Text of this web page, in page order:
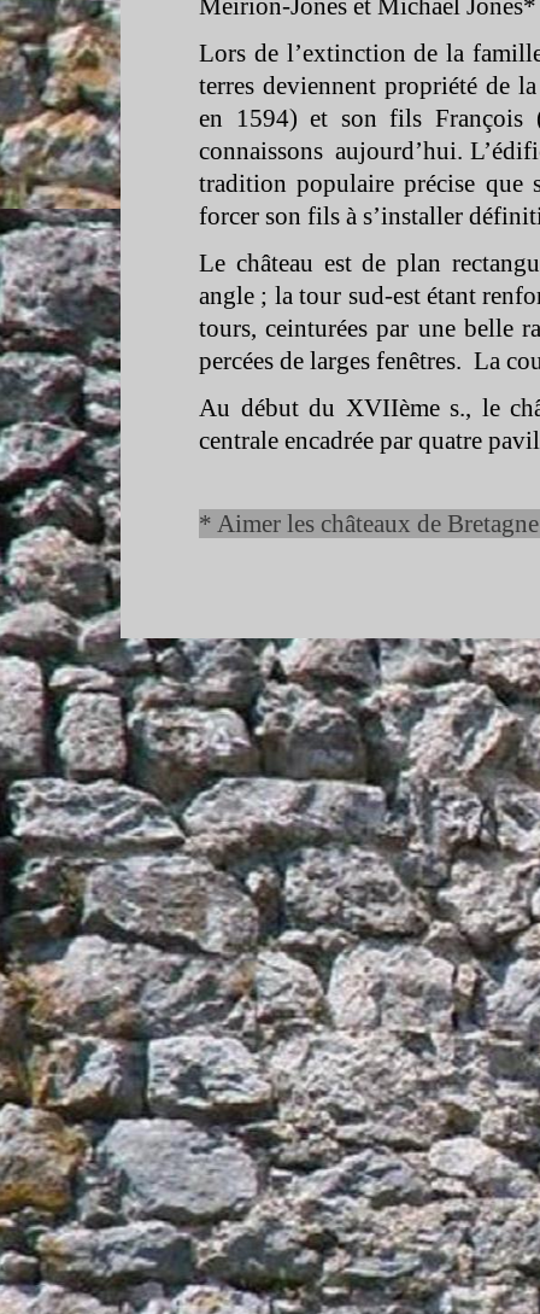
Meirion-Jones et Michael
Lors de l’extinction de la
terres deviennent propriété de
en 1594) et son fils François
connaissons aujourd’hui.
tradition populaire précise que
forcer son fils à s’installer
Le château est de plan
angle ; la tour sud-est étant
tours, ceinturées par une belle
percées de larges fenêtres. La
Au début du XVIIème s., le
centrale encadrée par quatre
* Aimer les châteaux de